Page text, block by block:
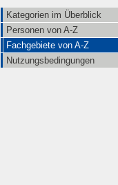
Kategorien im Überblick
Personen von A-Z
Fachgebiete von A-Z
Nutzungsbedingungen